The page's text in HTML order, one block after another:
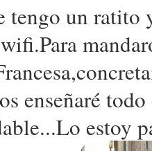
tengo un
enseñaré
estoy